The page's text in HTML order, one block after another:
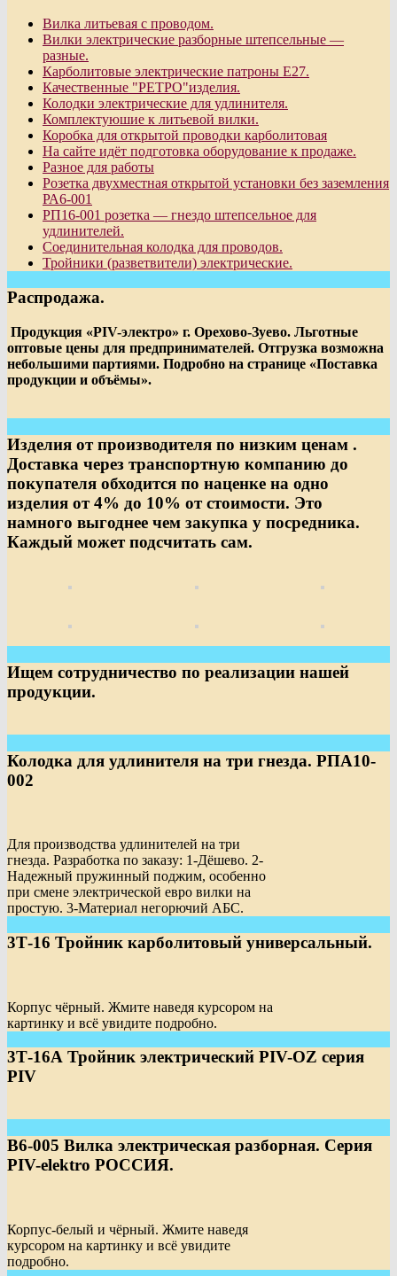
Вилка литьевая с проводом.
Вилки электрические разборные штепсельные —
разные.
Карболитовые электрические патроны Е27.
Качественные "РЕТРО"изделия.
Колодки электрические для удлинителя.
Комплектуюшие к литьевой вилки.
Коробка для открытой проводки карболитовая
На сайте идёт подготовка оборудование к продаже.
Разное для работы
Розетка двухместная открытой установки без заземления
РА6-001
РП16-001 розетка — гнездо штепсельное для
удлинителей.
Соединительная колодка для проводов.
Тройники (разветвители) электрические.
Распродажа.
Продукция «PIV-электро» г. Орехово-Зуево. Льготные
оптовые цены для предпринимателей. Отгрузка возможна
небольшими партиями. Подробно на странице «Поставка
продукции и объёмы».
Изделия от производителя по низким ценам .
Доставка через транспортную компанию до
покупателя обходится по наценке на одно
изделия от 4% до 10% от стоимости. Это
намного выгоднее чем закупка у посредника.
Каждый может подсчитать сам.
Ищем сотрудничество по реализации нашей
продукции.
Колодка для удлинителя на три гнезда. РПА10-
002
Для производства удлинителей на три
гнезда. Разработка по заказу: 1-Дёшево. 2-
Надежный пружинный поджим, особенно
при смене электрической евро вилки на
простую. 3-Материал негорючий АБС.
3Т-16 Тройник карболитовый универсальный.
Корпус чёрный. Жмите наведя курсором на
картинку и всё увидите подробно.
3Т-16А Тройник электрический PIV-OZ серия
PIV
В6-005 Вилка электрическая разборная. Серия
PIV-elektro РОССИЯ.
Корпус-белый и чёрный. Жмите наведя
курсором на картинку и всё увидите
подробно.